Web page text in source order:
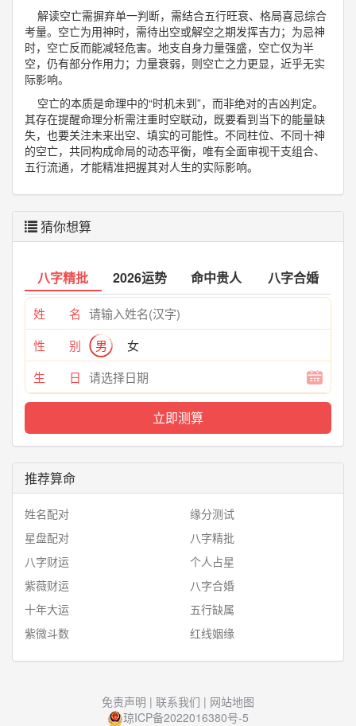
解读空亡需摒弃单一判断，需结合五行旺衰、格局喜忌综合
考量。空亡为用神时，需待出空或解空之期发挥吉力；为忌神
时，空亡反而能减轻危害。地支自身力量强盛，空亡仅为半
空，仍有部分作用力；力量衰弱，则空亡之力更显，近乎无实
际影响。
空亡的本质是命理中的“时机未到”，而非绝对的吉凶判定。
其存在提醒命理分析需注重时空联动，既要看到当下的能量缺
失，也要关注未来出空、填实的可能性。不同柱位、不同十神
的空亡，共同构成命局的动态平衡，唯有全面审视干支组合、
五行流通，才能精准把握其对人生的实际影响。
猜你想算
八字精批 2026运势 命中贵人 八字合婚
姓 名
性 别
男
女
生 日
推荐算命
姓名配对
缘分测试
星盘配对
八字精批
八字财运
个人占星
紫薇财运
八字合婚
十年大运
五行缺属
紫微斗数
红线姻缘
免责声明 | 联系我们 | 网站地图
琼ICP备2022016380号-5